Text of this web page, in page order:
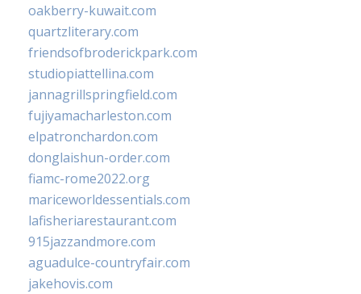
oakberry-kuwait.com
quartzliterary.com
friendsofbroderickpark.com
studiopiattellina.com
jannagrillspringfield.com
fujiyamacharleston.com
elpatronchardon.com
donglaishun-order.com
fiamc-rome2022.org
mariceworldessentials.com
lafisheriarestaurant.com
915jazzandmore.com
aguadulce-countryfair.com
jakehovis.com